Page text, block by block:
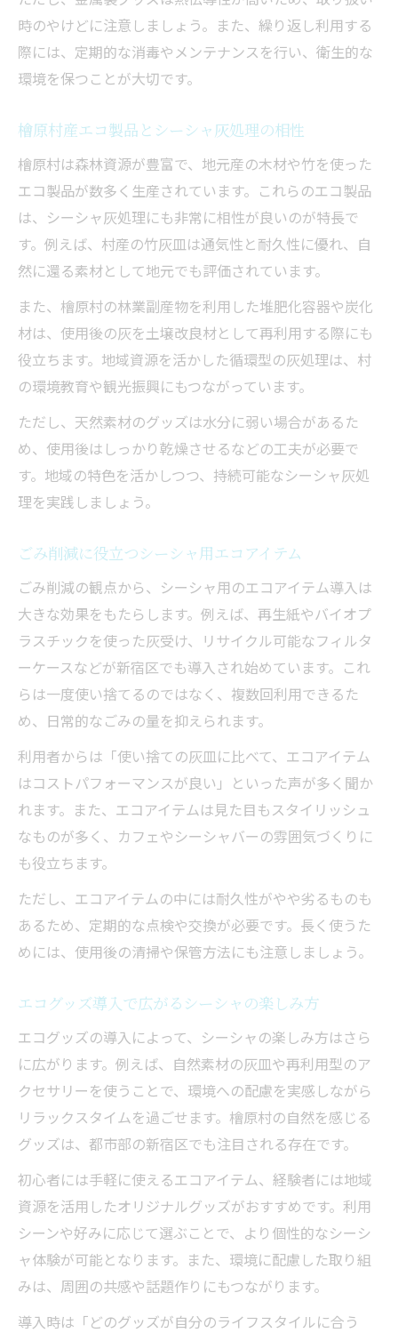
時のやけどに注意しましょう。また、繰り返し利用する
際には、定期的な消毒やメンテナンスを行い、衛生的な
環境を保つことが大切です。
檜原村産エコ製品とシーシャ灰処理の相性
檜原村は森林資源が豊富で、地元産の木材や竹を使った
エコ製品が数多く生産されています。これらのエコ製品
は、シーシャ灰処理にも非常に相性が良いのが特長で
す。例えば、村産の竹灰皿は通気性と耐久性に優れ、自
然に還る素材として地元でも評価されています。
また、檜原村の林業副産物を利用した堆肥化容器や炭化
材は、使用後の灰を土壌改良材として再利用する際にも
役立ちます。地域資源を活かした循環型の灰処理は、村
の環境教育や観光振興にもつながっています。
ただし、天然素材のグッズは水分に弱い場合があるた
め、使用後はしっかり乾燥させるなどの工夫が必要で
す。地域の特色を活かしつつ、持続可能なシーシャ灰処
理を実践しましょう。
ごみ削減に役立つシーシャ用エコアイテム
ごみ削減の観点から、シーシャ用のエコアイテム導入は
大きな効果をもたらします。例えば、再生紙やバイオプ
ラスチックを使った灰受け、リサイクル可能なフィルタ
ーケースなどが新宿区でも導入され始めています。これ
らは一度使い捨てるのではなく、複数回利用できるた
め、日常的なごみの量を抑えられます。
利用者からは「使い捨ての灰皿に比べて、エコアイテム
はコストパフォーマンスが良い」といった声が多く聞か
れます。また、エコアイテムは見た目もスタイリッシュ
なものが多く、カフェやシーシャバーの雰囲気づくりに
も役立ちます。
ただし、エコアイテムの中には耐久性がやや劣るものも
あるため、定期的な点検や交換が必要です。長く使うた
めには、使用後の清掃や保管方法にも注意しましょう。
エコグッズ導入で広がるシーシャの楽しみ方
エコグッズの導入によって、シーシャの楽しみ方はさら
に広がります。例えば、自然素材の灰皿や再利用型のア
クセサリーを使うことで、環境への配慮を実感しながら
リラックスタイムを過ごせます。檜原村の自然を感じる
グッズは、都市部の新宿区でも注目される存在です。
初心者には手軽に使えるエコアイテム、経験者には地域
資源を活用したオリジナルグッズがおすすめです。利用
シーンや好みに応じて選ぶことで、より個性的なシーシ
ャ体験が可能となります。また、環境に配慮した取り組
みは、周囲の共感や話題作りにもつながります。
導入時は「どのグッズが自分のライフスタイルに合う